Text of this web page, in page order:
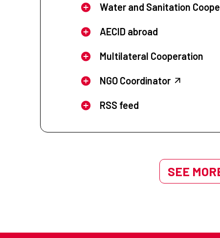
Water and Sanitation
AECID abroad
Multilateral Cooperation
NGO Coordinator
RSS feed
SEE